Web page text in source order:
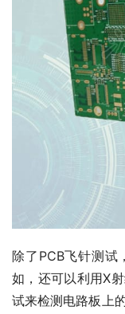
除了PCB飞针测试
如，还可以利用X
试来检测电路板上